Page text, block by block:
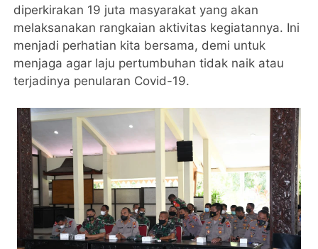
diperkirakan 19 juta masyarakat yang akan
melaksanakan rangkaian aktivitas kegiatannya. Ini
menjadi perhatian kita bersama, demi untuk
menjaga agar laju pertumbuhan tidak naik atau
terjadinya penularan Covid-19.